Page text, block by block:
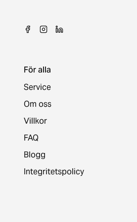
För alla
Service
Om oss
Villkor
FAQ
Blogg
Integritetspolicy